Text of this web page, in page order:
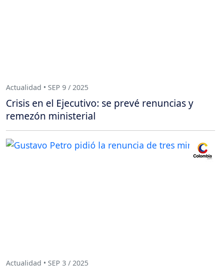
Actualidad • SEP 9 / 2025
Crisis en el Ejecutivo: se prevé renuncias y
remezón ministerial
Actualidad • SEP 3 / 2025